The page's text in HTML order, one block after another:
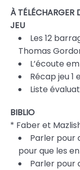
À TÉLÉCHARGER
JEU
Les 12
Thomas
L’écoute
Récap jeu 1
Liste
BIBLIO
* Faber et
Parler pour
pour que les
Parler pour